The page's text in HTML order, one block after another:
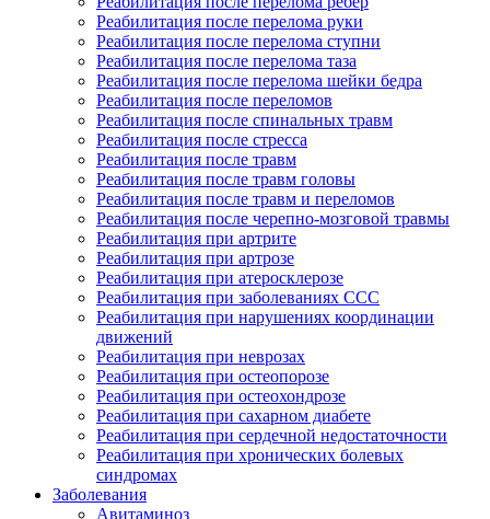
Реабилитация после перелома руки
Реабилитация после перелома ступни
Реабилитация после перелома таза
Реабилитация после перелома шейки бедра
Реабилитация после переломов
Реабилитация после спинальных травм
Реабилитация после стресса
Реабилитация после травм
Реабилитация после травм головы
Реабилитация после травм и переломов
Реабилитация после черепно-мозговой травмы
Реабилитация при артрите
Реабилитация при артрозе
Реабилитация при атеросклерозе
Реабилитация при заболеваниях ССС
Реабилитация при нарушениях координации
движений
Реабилитация при неврозах
Реабилитация при остеопорозе
Реабилитация при остеохондрозе
Реабилитация при сахарном диабете
Реабилитация при сердечной недостаточности
Реабилитация при хронических болевых
синдромах
Заболевания
Авитаминоз